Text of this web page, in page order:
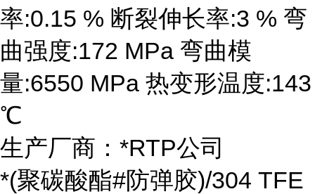
率:0.15 % 断裂伸长率:3 % 弯
曲强度:172 MPa 弯曲模
量:6550 MPa 热变形温度:143
℃
生产厂商：*RTP公司
*(聚碳酸酯#防弹胶)/304 TFE